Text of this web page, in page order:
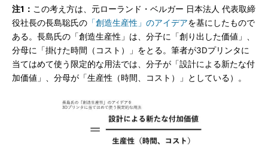
注1： この考え方は、元ローランド・ベルガー 日本法人 代表取締
役社長の長島聡氏の 「創造生産性」のアイデアを基にしたもので
ある。長島氏の「創造生産性」は、分子に「創り出した価値」、
分母に「掛けた時間（コスト）」をとる。筆者が3Dプリンタに
当てはめて使う限定的な用法では、分子が「設計による新たな付
加価値」、分母が「生産性（時間、コスト）」としている）。